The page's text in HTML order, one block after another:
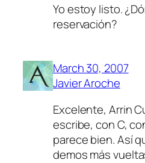
Yo estoy listo.
reservación?
March 30, 2007
Javier Aroche
Excelente, Arrin
escribe, con C,
parece bien. Así
demos más